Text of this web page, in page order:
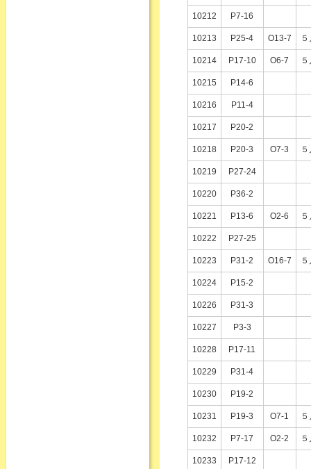
10212 P7-16
10213 P25-4 O13-7
10214 P17-10 O6-7
10215 P14-6
10216 P11-4
10217 P20-2
10218 P20-3 O7-3
10219 P27-24
10220 P36-2
10221 P13-6 O2-6
10222 P27-25
10223 P31-2 O16-7
10224 P15-2
10226 P31-3
10227 P3-3
10228 P17-11
10229 P31-4
10230 P19-2
10231 P19-3 O7-1
10232 P7-17 O2-2
10233 P17-12